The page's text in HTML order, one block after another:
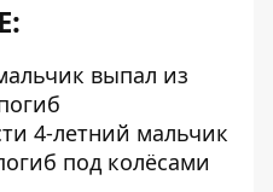
выпал из
4-летний мальчик
под колёсами